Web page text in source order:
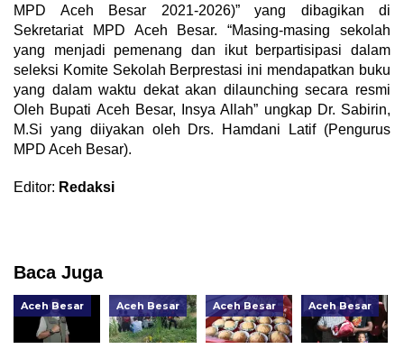
MPD Aceh Besar 2021-2026)” yang dibagikan di
Sekretariat MPD Aceh Besar. “Masing-masing sekolah
yang menjadi pemenang dan ikut berpartisipasi dalam
seleksi Komite Sekolah Berprestasi ini mendapatkan buku
yang dalam waktu dekat akan dilaunching secara resmi
Oleh Bupati Aceh Besar, Insya Allah” ungkap Dr. Sabirin,
M.Si yang diiyakan oleh Drs. Hamdani Latif (Pengurus
MPD Aceh Besar).
Editor: Redaksi
Baca Juga
Aceh Besar Aceh Besar Aceh Besar Aceh Besar